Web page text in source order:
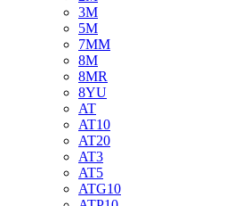
3M
5M
7MM
8M
8MR
8YU
AT
AT10
AT20
AT3
AT5
ATG10